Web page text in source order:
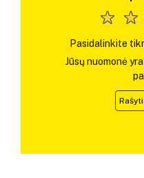
Pasidalinkite
Jūsų nuomonė